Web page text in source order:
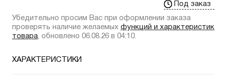
Под заказ
Убедительно просим Вас при оформлении заказа
проверять наличие желаемых функций и характеристик
товара, обновлено 06.08.26 в 04:10.
ХАРАКТЕРИСТИКИ